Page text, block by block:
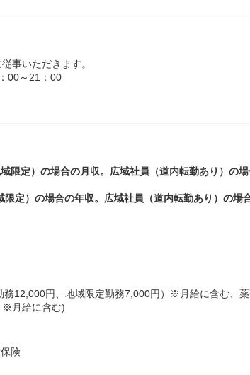
事いただきます。
00～21：00
限定）の場合の月収。広域社員（道内転勤あり）の
限定）の場合の年収。広域社員（道内転勤あり）の場
12,000円、地域限定勤務7,000円）※月給に含む、薬
※月給に含む)
険